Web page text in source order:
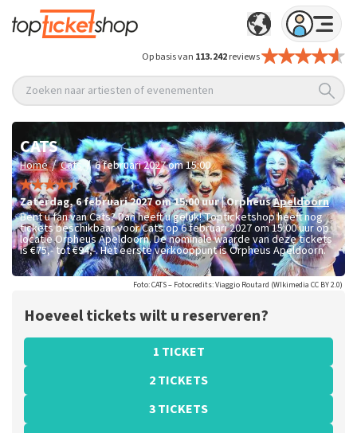
Op basis van 113.242reviews
Zoeken naar artiesten of evenementen
CATS
Home / Cats / 6 februari 2027 om 15:00
zaterdag,6 februari 2027 om 15:00uur|OrpheusApeldoorn
Bent u fan van Cats? Dan heeft u geluk! Topticketshop heeft nog
tickets beschikbaar voor Cats op 6 februari 2027 om 15:00 uur op
locatie Orpheus Apeldoorn. De nominale waarde van deze tickets
is€75,- tot €94,-. Het eerste verkooppunt is Orpheus Apeldoorn.
Foto: CATS – Fotocredits: Viaggio Routard (WIkimedia CC BY 2.0)
Hoeveel tickets wilt u reserveren?
1 TICKET
2 TICKETS
3 TICKETS